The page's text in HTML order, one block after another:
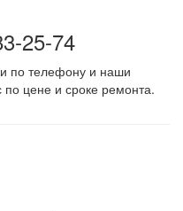
25-74
по телефону и наши
цене и сроке ремонта.